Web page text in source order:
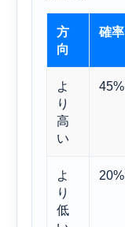
方
向
確率
よ
り
高
い
45%
よ
り
低
20%